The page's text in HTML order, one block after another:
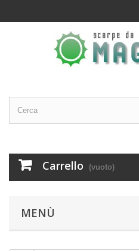
Carrello (vuoto)
MENÙ